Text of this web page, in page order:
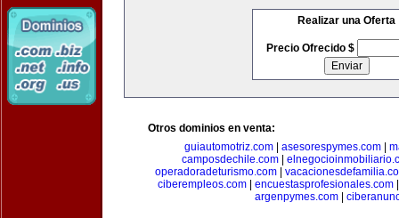
Realizar una Oferta
Precio Ofrecido $
Otros dominios en venta:
guiautomotriz.com
asesorespymes.com
camposdechile.com
operadoradeturismo.com
ciberempleos.com
encuestasprofesionales.com
argenpymes.com